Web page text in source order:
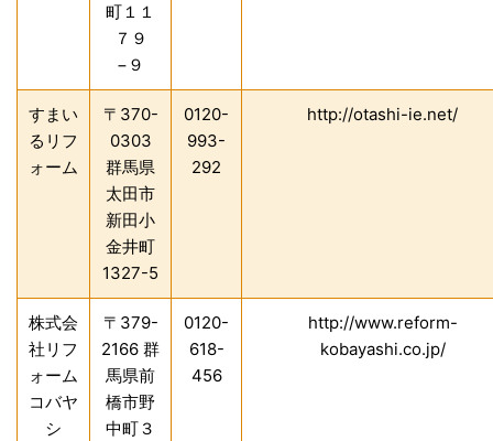
町１１
７９
−９
すまい
るリフ
ォーム
〒370-
0303
群馬県
太田市
新田小
金井町
1327-5
0120-
993-
292
http://otashi-ie.net/
株式会
社リフ
ォーム
コバヤ
シ
〒379-
2166 群
馬県前
橋市野
中町３
0120-
618-
456
http://www.reform-
kobayashi.co.jp/